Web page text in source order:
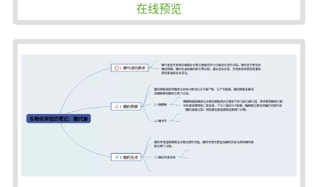
在线预览